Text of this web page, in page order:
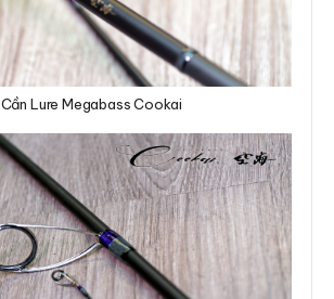
Cần Lure Megabass Cookai